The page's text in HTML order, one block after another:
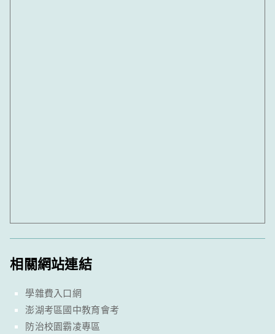
相關網站連結
學雜費入口網
澎湖考區國中教育會考
防治校園霸凌專區